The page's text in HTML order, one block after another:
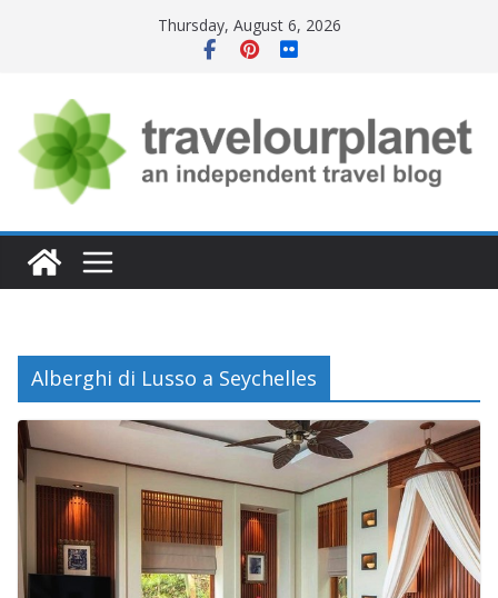
Thursday, August 6, 2026
Alberghi di Lusso a Seychelles